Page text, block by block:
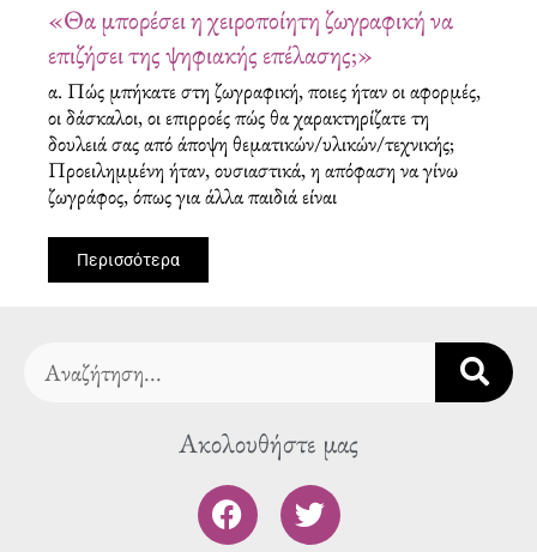
«Θα μπορέσει η χειροποίητη ζωγραφική να
επιζήσει της ψηφιακής επέλασης;»
α. Πώς μπήκατε στη ζωγραφική, ποιες ήταν οι αφορμές,
οι δάσκαλοι, οι επιρροές πώς θα χαρακτηρίζατε τη
δουλειά σας από άποψη θεματικών/υλικών/τεχνικής;
Προειλημμένη ήταν, ουσιαστικά, η απόφαση να γίνω
ζωγράφος, όπως για άλλα παιδιά είναι
Περισσότερα
Search
Ακολουθήστε μας
F
a
T
w